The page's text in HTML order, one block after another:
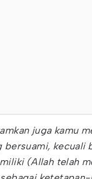
juga kamu
bersuami, kecuali
(Allah telah